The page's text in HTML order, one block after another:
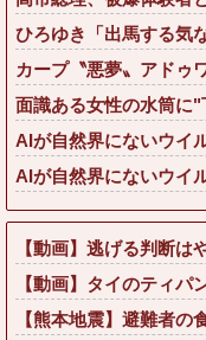
ひろゆき「出馬する気
カープ〝悪夢〟アドゥ
面識ある女性の水筒に
AIが自然界にないウイ
AIが自然界にないウイ
【動画】逃げる判断
【動画】タイのティ
【熊本地震】避難者